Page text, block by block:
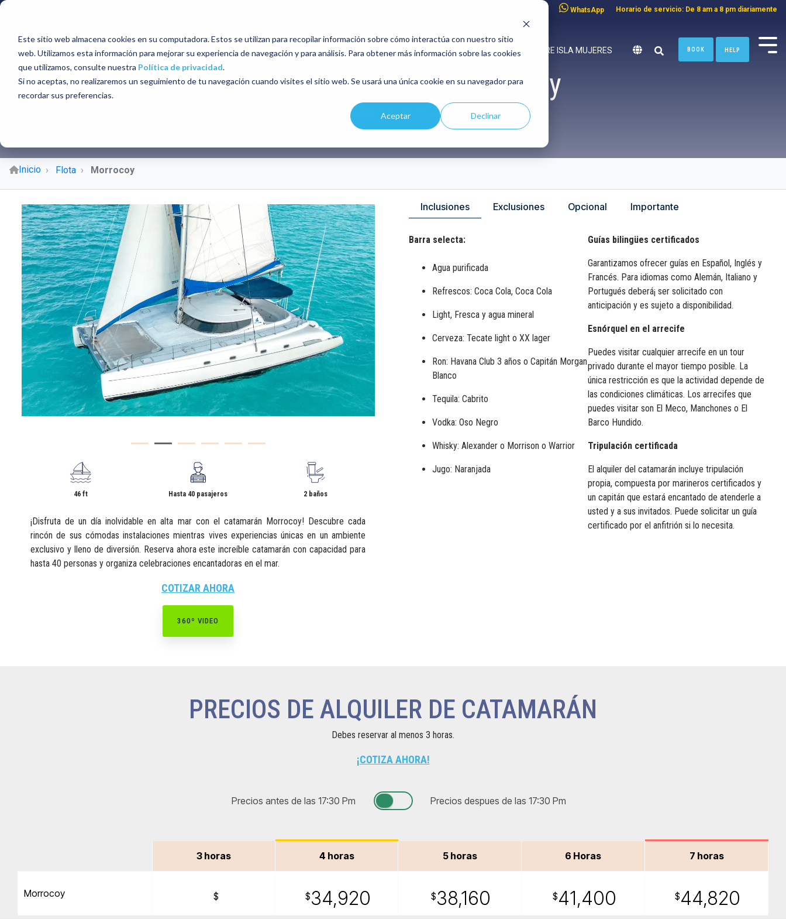
Este sitio web almacena cookies en su computadora. Estos se utilizan para recopilar información sobre cómo interactúa con nuestro sitio
web. Utilizamos esta información para mejorar su experiencia de navegación y para análisis. Para obtener más información sobre las cookies
que utilizamos, consulte nuestra Política de privacidad.
Si no aceptas, no realizaremos un seguimiento de tu navegación cuando visites el sitio web. Se usará una única cookie en su navegador para
recordar sus preferencias.
Aceptar Declinar
WhatsApp Horario de servicio: De 8 am a 8 pm diariamente
TOUR A ISLA MUJERES TOUR PRIVADO PROMOCIONES SOBRE NOSOTROS BLOG SOBRE ISLA MUJERES BOOK HELP
Renta el catamarán Morrocoy
Recorre la hermosa Isla Mujeres en un tour privado en barco desde Cancún.
Inicio Flota Morrocoy
46 ft Hasta 40 pasajeros 2 baños
¡Disfruta de un día inolvidable en alta mar con el catamarán Morrocoy! Descubre cada
rincón de sus cómodas instalaciones mientras vives experiencias únicas en un ambiente
exclusivo y lleno de diversión. Reserva ahora este increíble catamarán con capacidad para
hasta 40 personas y organiza celebraciones encantadoras en el mar.
COTIZAR AHORA
360º VIDEO
Inclusiones Exclusiones Opcional Importante
Barra selecta:
Agua purificada
Refrescos: Coca Cola, Coca Cola
Light, Fresca y agua mineral
Cerveza: Tecate light o XX lager
Ron: Havana Club 3 años o Capitán Morgan
Blanco
Tequila: Cabrito
Vodka: Oso Negro
Whisky: Alexander o Morrison o Warrior
Jugo: Naranjada
Guías bilingües certificados
Garantizamos ofrecer guías en Español, Inglés y
Francés. Para idiomas como Alemán, Italiano y
Portugués deberá¡ ser solicitado con
anticipación y es sujeto a disponibilidad.
Esnórquel en el arrecife
Puedes visitar cualquier arrecife en un tour
privado durante el mayor tiempo posible. La
única restricción es que la actividad depende de
las condiciones climáticas. Los arrecifes que
puedes visitar son El Meco, Manchones o El
Barco Hundido.
Tripulación certificada
El alquiler del catamarán incluye tripulación
propia, compuesta por marineros certificados y
un capitán que estará encantado de atenderle a
usted y a sus invitados. Puede solicitar un guía
certificado por el anfitrión si lo necesita.
PRECIOS DE ALQUILER DE CATAMARÁN
Debes reservar al menos 3 horas.
¡COTIZA AHORA!
Precios antes de las 17:30 Pm Precios despues de las 17:30 Pm
3 horas 4 horas 5 horas 6 Horas 7 horas
Morrocoy $ $34,920 $38,160 $41,400 $44,820